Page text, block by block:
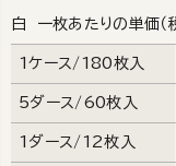
白 一枚あたりの単価（
1ケース/180枚入
5ダース/60枚入
1ダース/12枚入